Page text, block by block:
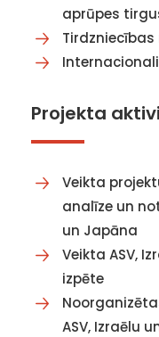
aprūpes
Projekta
Veikta
analīze un
un Japāna
Veikta ASV,
izpēte
ASV, Izraēlu